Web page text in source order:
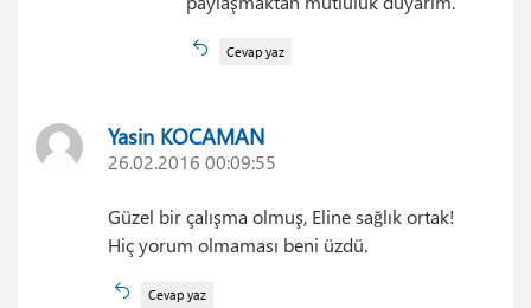
Cevap yaz
Yasin KOCAMAN
26.02.2016 00:09:55
Güzel bir çalışma olmuş, Eline sağlık ortak!
Hiç yorum olmaması beni üzdü.
Cevap yaz